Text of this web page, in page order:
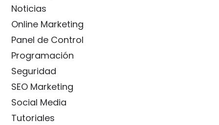
Noticias
Online Marketing
Panel de Control
Programación
Seguridad
SEO Marketing
Social Media
Tutoriales